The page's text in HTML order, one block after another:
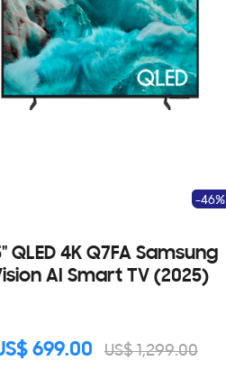
QLED 4K Q7FA Samsung
AI Smart TV (2025)
699.00 US$ 1,299.00
-46%